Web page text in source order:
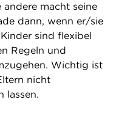
macht seine
dann, wenn er/sie
sind flexibel
Regeln und
Wichtig ist
nicht
lassen.